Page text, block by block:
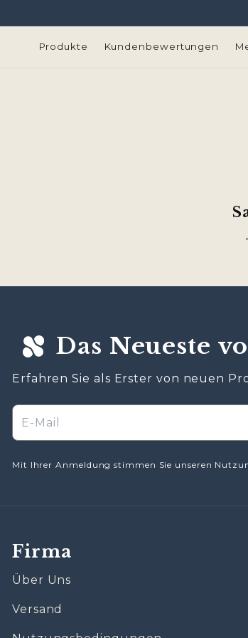
Inhalt
Produkte Kundenbewertungen
Das Neueste
Erfahren Sie als Erster von neuen
Mit Ihrer Anmeldung stimmen Sie unseren
Firma
Über Uns
Versand